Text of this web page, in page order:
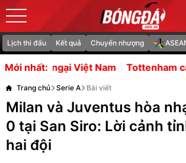
Lịch thi đấu Kết quả Chuyển nhượng
Mới nhất:
Nam Tottenham cân nhắc chiêu
Trang chủ Serie A Bài viết
Milan và Juventus hòa
0 tại San Siro: Lời cảnh
hai đội